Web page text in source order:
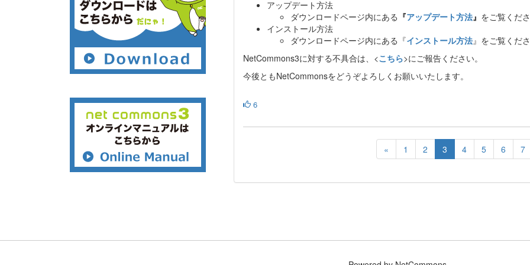
アップデート方法
ダウンロードページ内にある 『アップデート方法』 をご覧くだ
インストール方法
ダウンロードページ内にある『インストール方法』をご覧くだ
NetCommons3に対する不具合は、<こちら>にご報告ください。
今後ともNetCommonsをどうぞよろしくお願いいたします。
6
« 1 2 3 4 5 6 7